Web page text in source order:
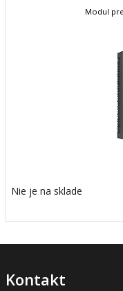
Modul
Nie je na sklade
Kontakt